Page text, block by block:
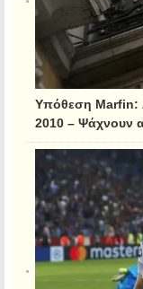
Υπόθεση Marfin:
2010 – Ψάχνουν